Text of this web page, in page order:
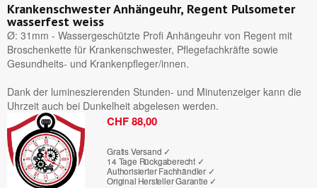
Krankenschwester Anhängeuhr, Regent Pulsometer
wasserfest weiss
Ø: 31mm - Wassergeschützte Profi Anhängeuhr von Regent mit
Broschenkette für Krankenschwester, Pflegefachkräfte sowie
Gesundheits- und Krankenpfleger/innen.
Dank der lumineszierenden Stunden- und Minutenzeiger kann die
Uhrzeit auch bei Dunkelheit abgelesen werden.
CHF 88,00
Gratis Versand ✓
14 Tage Rückgaberecht ✓
Authorisierter Fachhändler ✓
Original Hersteller Garantie ✓